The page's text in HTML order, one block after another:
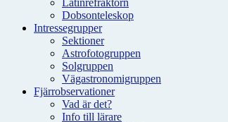
Latinrefraktorn
Dobsonteleskop
Intressegrupper
Sektioner
Astrofotogruppen
Solgruppen
Vägastronomigruppen
Fjärrobservationer
Vad är det?
Info till lärare